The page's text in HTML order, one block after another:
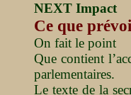
NEXT Impact
Ce que
On fait le point
Que contient
parlementaires.
Le texte de la